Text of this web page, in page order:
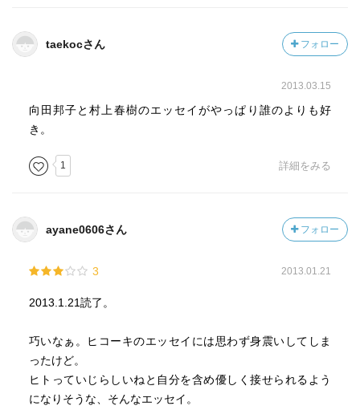
taekocさん フォロー
2013.03.15
向田邦子と村上春樹のエッセイがやっぱり誰のよりも好
き。
1 詳細をみる
ayane0606さん フォロー
3 2013.01.21
2013.1.21読了。
巧いなぁ。ヒコーキのエッセイには思わず身震いしてしま
ったけど。
ヒトっていじらしいねと自分を含め優しく接せられるよう
になりそうな、そんなエッセイ。